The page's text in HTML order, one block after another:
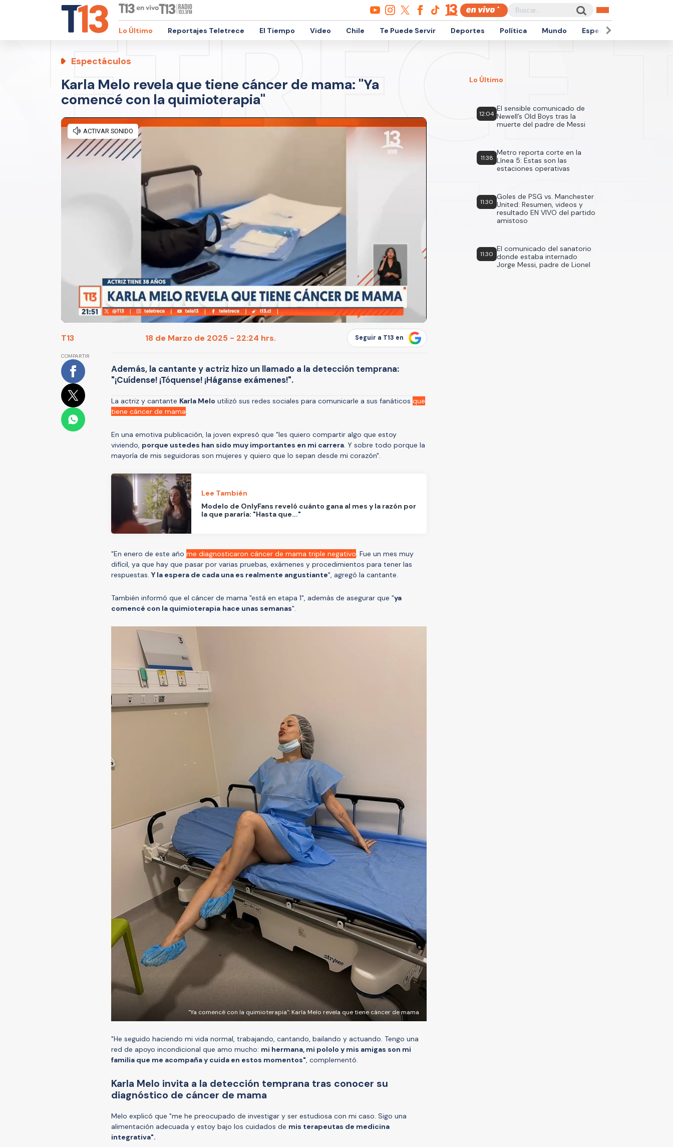
Lo Último Reportajes Teletrece El Tiempo Video Chile Te Puede Servir Deportes Política Mundo Espectáculos
Espectáculos
Karla Melo revela que tiene cáncer de mama: "Ya
comencé con la quimioterapia"
T13 18 de Marzo de 2025 - 22:24 hrs. Seguir a T13 en
COMPARTIR
Además, la cantante y actriz hizo un llamado a la detección temprana:
"¡Cuídense! ¡Tóquense! ¡Háganse exámenes!".
La actriz y cantante Karla Melo utilizó sus redes sociales para comunicarle a sus fanáticos que
tiene cáncer de mama.
En una emotiva publicación, la joven expresó que "les quiero compartir algo que estoy
viviendo, porque ustedes han sido muy importantes en mi carrera. Y sobre todo porque la
mayoría de mis seguidoras son mujeres y quiero que lo sepan desde mi corazón".
Lee También
Modelo de OnlyFans reveló cuánto gana al mes y la razón por
la que pararía: "Hasta que..."
"En enero de este año me diagnosticaron cáncer de mama triple negativo. Fue un mes muy
difícil, ya que hay que pasar por varias pruebas, exámenes y procedimientos para tener las
respuestas. Y la espera de cada una es realmente angustiante", agregó la cantante.
También informó que el cáncer de mama "está en etapa 1", además de asegurar que "ya
comencé con la quimioterapia hace unas semanas".
"Ya comencé con la quimioterapia": Karla Melo revela que tiene cáncer de mama
"He seguido haciendo mi vida normal, trabajando, cantando, bailando y actuando. Tengo una
red de apoyo incondicional que amo mucho: mi hermana, mi pololo y mis amigas son mi
familia que me acompaña y cuida en estos momentos", complementó.
Karla Melo invita a la detección temprana tras conocer su
diagnóstico de cáncer de mama
Melo explicó que "me he preocupado de investigar y ser estudiosa con mi caso. Sigo una
alimentación adecuada y estoy bajo los cuidados de mis terapeutas de medicina
integrativa".
Lo Último
12:04
El sensible comunicado de
Newell’s Old Boys tras la
muerte del padre de Messi
11:38
Metro reporta corte en la
Línea 5: Estas son las
estaciones operativas
11:30
Goles de PSG vs. Manchester
United: Resumen, videos y
resultado EN VIVO del partido
amistoso
11:30
El comunicado del sanatorio
donde estaba internado
Jorge Messi, padre de Lionel